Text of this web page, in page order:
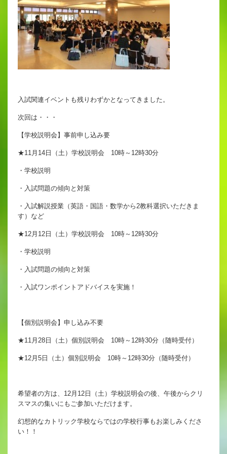
入試関連イベントも残りわずかとなってきました。
次回は・・・
【学校説明会】事前申し込み要
★11月14日（土）学校説明会 10時～12時30分
・学校説明
・入試問題の傾向と対策
・入試解説授業（英語・国語・数学から2教科選択いただきま
す）など
★12月12日（土）学校説明会 10時～12時30分
・学校説明
・入試問題の傾向と対策
・入試ワンポイントアドバイスを実施！
【個別説明会】申し込み不要
★11月28日（土）個別説明会 10時～12時30分（随時受付）
★12月5日（土）個別説明会 10時～12時30分（随時受付）
希望者の方は、12月12日（土）学校説明会の後、午後からクリ
スマスの集いにもご参加いただけます。
幻想的なカトリック学校ならではの学校行事もお楽しみくださ
い！！